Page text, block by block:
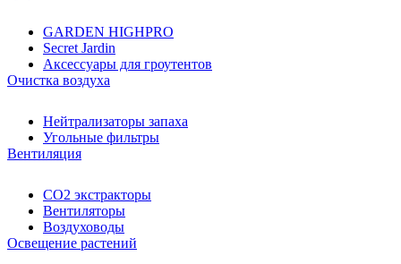
GARDEN HIGHPRO
Secret Jardin
Аксессуары для гроутентов
Очистка воздуха
Нейтрализаторы запаха
Угольные фильтры
Вентиляция
CO2 экстракторы
Вентиляторы
Воздуховоды
Освещение растений